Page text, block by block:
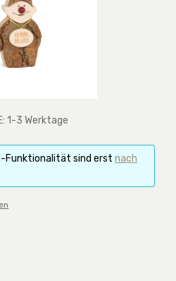
1-3 Werktage
Funktionalität sind erst nach